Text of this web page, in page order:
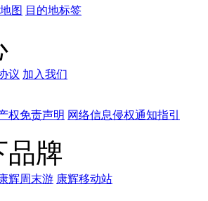
图 目的地标签
议 加入我们
权免责声明 网络信息侵权通知指引
品牌
辉周末游 康辉移动站